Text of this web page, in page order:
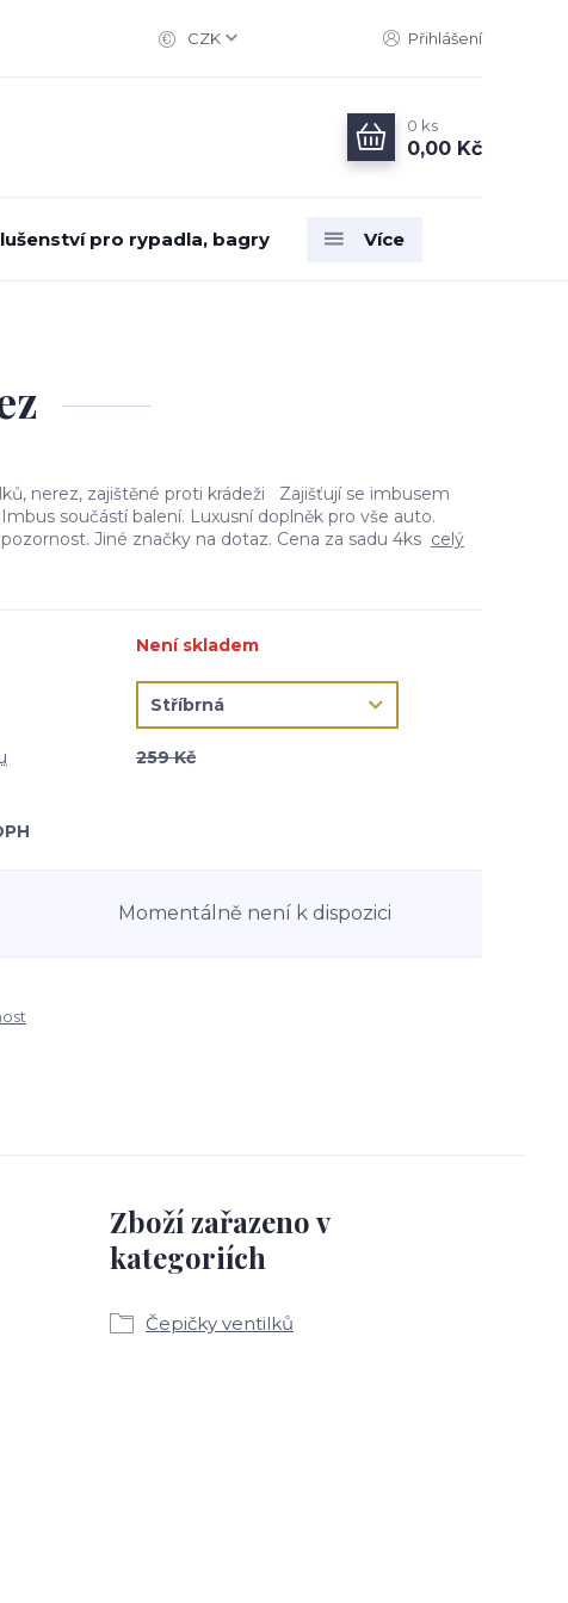
CZK Přihlášení
0 ks
0,00 Kč
pro rypadla, bagry Více
nerez, zajištěné proti krádeži Zajišťují se imbusem
součástí balení. Luxusní doplněk pro vše auto.
Jiné značky na dotaz. Cena za sadu 4ks celý
Není skladem
259 Kč
Momentálně není k dispozici
Zboží zařazeno v
kategoriích
Čepičky ventilků